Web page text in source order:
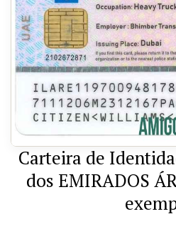
Carteira de
dos EMIRADOS